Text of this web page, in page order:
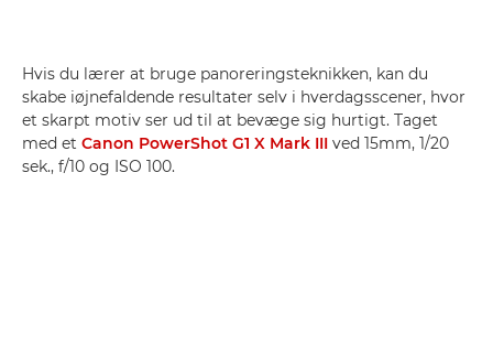
Hvis du lærer at bruge panoreringsteknikken, kan du
skabe iøjnefaldende resultater selv i hverdagsscener, hvor
et skarpt motiv ser ud til at bevæge sig hurtigt. Taget
med et Canon PowerShot G1 X Mark III ved 15mm, 1/20
sek., f/10 og ISO 100.